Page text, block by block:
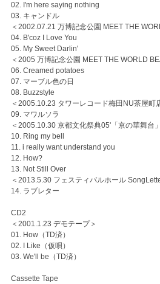
02. I'm here saying nothing
03. キャンドル
＜2002.07.21 万博記念公園 MEET THE
04. B'coz I Love You
05. My Sweet Darlin'
＜2005 万博記念公園 MEET THE WORLD
06. Creamed potatoes
07. マーブル色の日
08. Buzzstyle
＜2005.10.23 タワーレコード梅田NU茶屋町
09. マワルソラ
＜2005.10.30 京都文化祭典05'「京の華舞台
10. Ring my bell
11. i really want understand you
12. How?
13. Not Still Over
＜2013.5.30 フェスティバルホール
14. ラブレター
CD2
＜2001.1.23 デモテープ＞
01. How（TD済）
02. I Like（仮唄）
03. We'll be（TD済）
Cassette Tape